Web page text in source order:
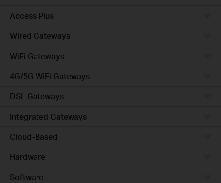
Access Plus
Wired Gateways
WiFi Gateways
4G/5G WiFi Gateways
DSL Gateways
Integrated Gateways
Cloud-Based
Hardware
Software